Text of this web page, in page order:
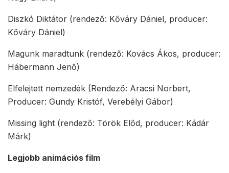
Diszkó Diktátor (rendező: Kőváry Dániel, producer:
Kőváry Dániel)
Magunk maradtunk (rendező: Kovács Ákos, producer:
Hábermann Jenő)
Elfelejtett nemzedék (Rendező: Aracsi Norbert,
Producer: Gundy Kristóf, Verebélyi Gábor)
Missing light (rendező: Török Előd, producer: Kádár
Márk)
Legjobb animációs film